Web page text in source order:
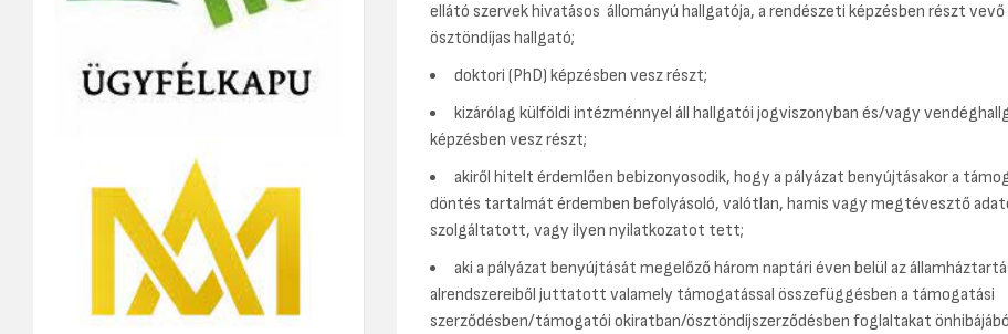
ellátó szervek hivatásos állományú hallgatója, a rendészeti képzésben részt vevő
ösztöndíjas hallgató;
doktori (PhD) képzésben vesz részt;
kizárólag külföldi intézménnyel áll hallgatói jogviszonyban és/vagy
képzésben vesz részt;
akiről hitelt érdemlően bebizonyosodik, hogy a pályázat benyújtásakor a
döntés tartalmát érdemben befolyásoló, valótlan, hamis vagy megtévesztő
szolgáltatott, vagy ilyen nyilatkozatot tett;
aki a pályázat benyújtását megelőző három naptári éven belül az
alrendszereiből juttatott valamely támogatással összefüggésben a támogatási
szerződésben/támogatói okiratban/ösztöndíjszerződésben foglaltakat